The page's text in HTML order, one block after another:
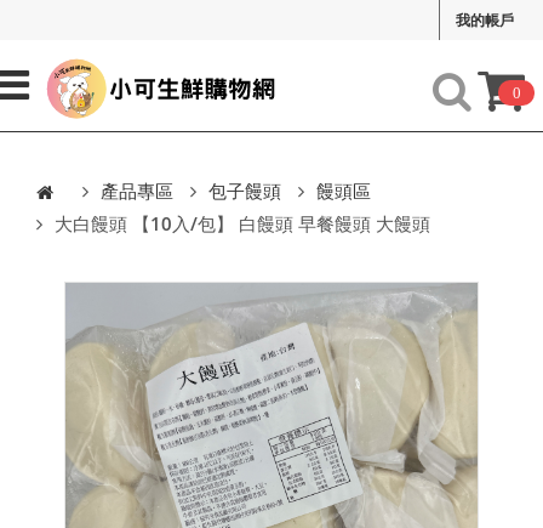
我的帳戶
0
產品專區 包子饅頭
饅頭區
大白饅頭 【10入/包】 白饅頭 早餐饅頭 大饅頭